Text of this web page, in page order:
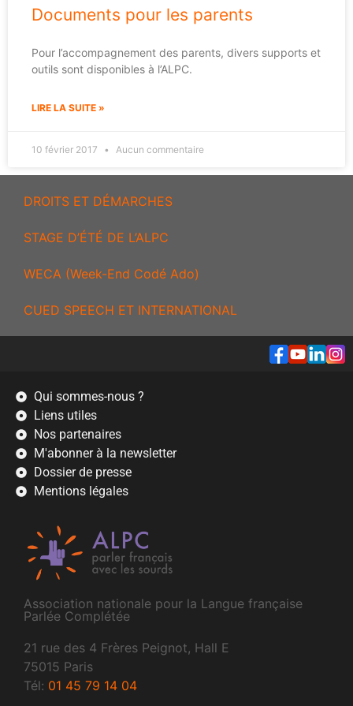
Documents pour les parents
Pour l’accompagnement des parents, divers supports et
outils sont disponibles à l’ALPC.
LIRE LA SUITE »
10 février 2017 Aucun commentaire
DROITS ET DÉMARCHES
STAGE D’ÉTÉ DE L’ALPC
WECA (Week-End Codé Ado)
CUED SPEECH ET INTERNATIONAL
Association nationale pour la Langue française
Parlée Complétée
21 rue des 4 Frères Peignot, Hall E
75015 Paris
Tél: 01 45 79 14 04
Qui sommes-nous ?
Liens utiles
Nos partenaires
M'abonner à la newsletter
Dossier de presse
Mentions légales